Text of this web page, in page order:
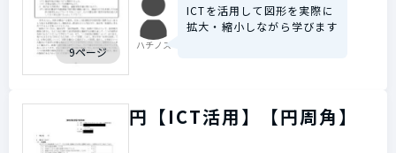
9ページ ハチノス
ICTを活用して図形を実際に
拡大・縮小しながら学びます
円【ICT活用】【円周角】